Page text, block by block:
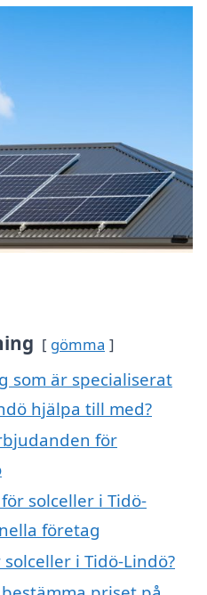
gömma
som är specialiserat
hjälpa till med?
för
solceller i Tidö-
företag
i Tidö-Lindö?